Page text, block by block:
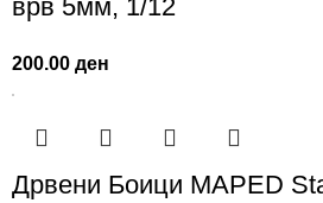
врв 5мм, 1/12
200.00ден
Дрвени Боици MAPED